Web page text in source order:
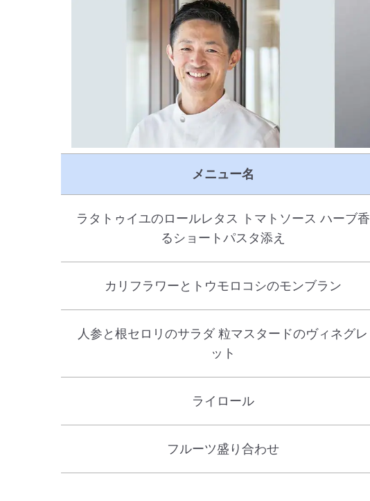
メニュー名
ラタトゥイユのロールレタス トマトソース ハーブ香
るショートパスタ添え
カリフラワーとトウモロコシのモンブラン
人参と根セロリのサラダ 粒マスタードのヴィネグレ
ット
ライロール
フルーツ盛り合わせ